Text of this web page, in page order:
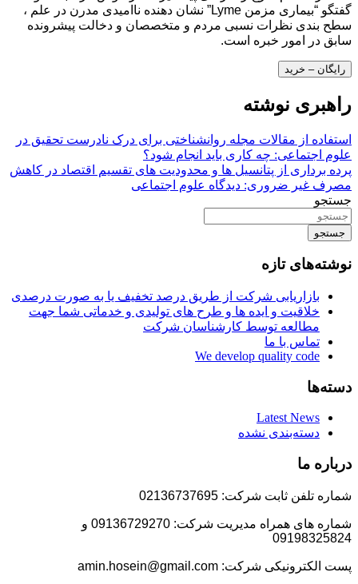
گفتگو “بیماری مزمن Lyme” نشان دهنده ناامیدی مدرن در علم ،
سطح بندی نظرات نسبی مردم و متخصصان و دخالت پیشرونده
سابق در امور خبره است.
رایگان – خرید
راهبری نوشته
استفاده از مقالات مجله روانشناختی برای درک نادرست تحقیق در
علوم اجتماعی: چه کاری باید انجام شود؟
پرده برداری از پتانسیل ها و محدودیت های تقسیم اقتصاد در کاهش
مصرف غیر ضروری: دیدگاه علوم اجتماعی
جستجو
جستجو
نوشته‌های تازه
بازاریابی شرکت از طریق درصد تخفیف یا به صورت درصدی
خلاقیت و ایده ها و طرح های تولیدی و خدماتی شما جهت
مطالعه توسط کارشناسان شرکت
تماس با ما
We develop quality code
دسته‌ها
Latest News
دسته‌بندی نشده
درباره ما
شماره تلفن ثابت شرکت: 02136737695
شماره های همراه مدیریت شرکت: 09136729270 و
09198325824
پست الکترونیکی شرکت: amin.hosein@gmail.com